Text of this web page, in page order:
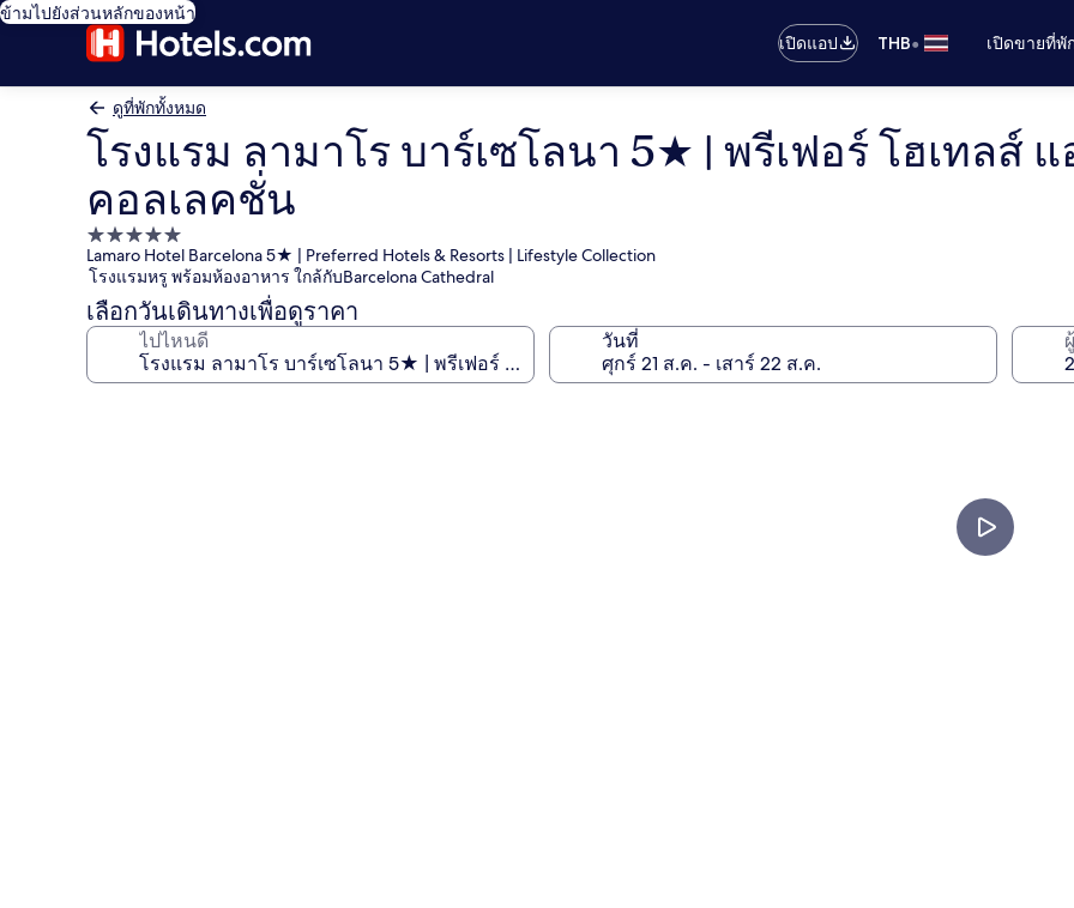
ข้ามไปยังส่วนหลักของหน้า
เปิดแอป
THB• เปิดขายที่
ดูที่พักทั้งหมด
โรงแรม ลามาโร บาร์เซโลนา 5★ | พรีเฟอร์ โฮเทลส์
คอลเลคชั่น
ที่พัก
5.0
ดาว
Lamaro Hotel Barcelona 5★ | Preferred Hotels & Resorts | Lifestyle Collection
โรงแรมหรู พร้อมห้องอาหาร ใกล้กับBarcelona Cathedral
เลือกวันเดินทางเพื่อดูราคา
ไปไหนดี วันที่